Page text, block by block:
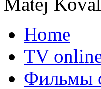
Home
TV
Фильмы